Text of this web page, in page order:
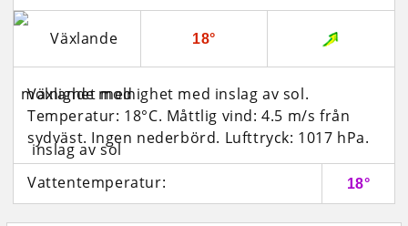
18°
Växlande molnighet med inslag av sol.
Temperatur: 18°C. Måttlig vind: 4.5 m/s från
sydväst. Ingen nederbörd. Lufttryck: 1017 hPa.
Vattentemperatur: 18°